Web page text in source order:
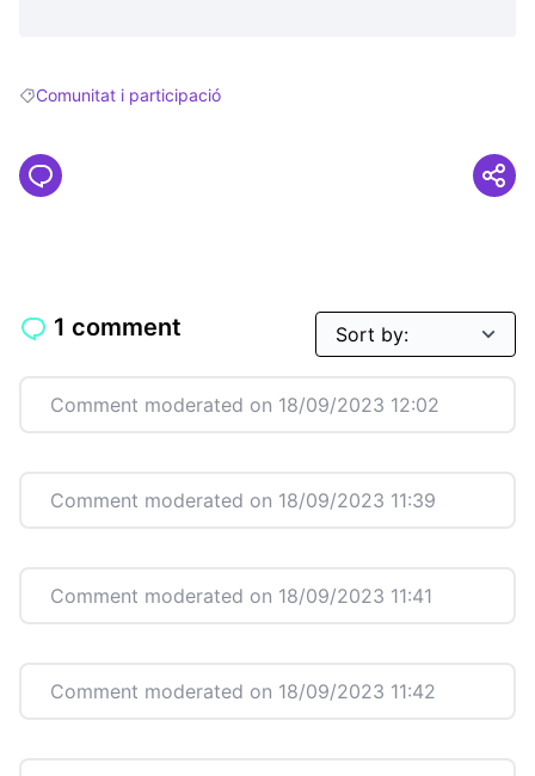
Filter results for: Comunitat i participació
Comunitat i participació
1 comment
Comment moderated on 18/09/2023 12:02
Comment moderated on 18/09/2023 11:39
Comment moderated on 18/09/2023 11:41
Comment moderated on 18/09/2023 11:42